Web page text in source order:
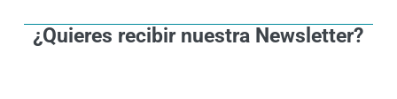
¿Quieres recibir nuestra Newsletter?